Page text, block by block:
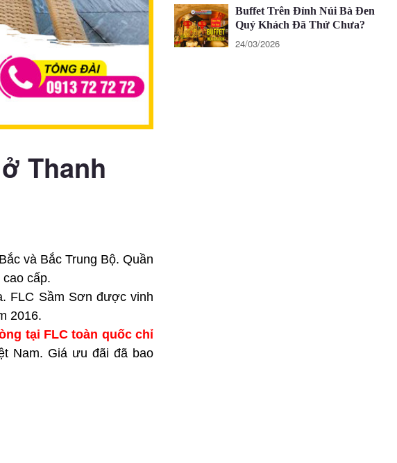
Thanh
và Bắc Trung Bộ. Quần
cấp.
FLC Sầm Sơn được vinh
2016.
tại FLC toàn quốc chỉ
Nam. Giá ưu đãi đã bao
Buffet Trên Đỉnh Núi Bà Đen
Quý Khách Đã Thử Chưa?
24/03/2026